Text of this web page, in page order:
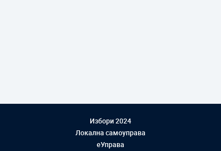
Избори 2024
Локална самоуправа
еУправа